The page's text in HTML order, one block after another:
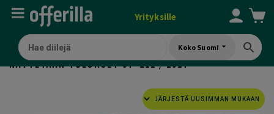
Yrityksille
Koko Suomi
NÄYTETÄÄN TULOKSET 97–112 / 1917SORTED
LATEST